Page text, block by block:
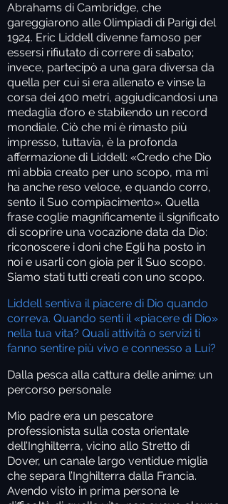
Abrahams di Cambridge, che
gareggiarono alle Olimpiadi di Parigi del
1924. Eric Liddell divenne famoso per
essersi rifiutato di correre di sabato;
invece, partecipò a una gara diversa da
quella per cui si era allenato e vinse la
corsa dei 400 metri, aggiudicandosi una
medaglia d’oro e stabilendo un record
mondiale. Ciò che mi è rimasto più
impresso, tuttavia, è la profonda
affermazione di Liddell: «Credo che Dio
mi abbia creato per uno scopo, ma mi
ha anche reso veloce, e quando corro,
sento il Suo compiacimento». Quella
frase coglie magnificamente il significato
di scoprire una vocazione data da Dio:
riconoscere i doni che Egli ha posto in
noi e usarli con gioia per il Suo scopo.
Siamo stati tutti creati con uno scopo.
Liddell sentiva il piacere di Dio quando
correva. Quando senti il «piacere di Dio»
nella tua vita? Quali attività o servizi ti
fanno sentire più vivo e connesso a Lui?
Dalla pesca alla cattura delle anime: un
percorso personale
Mio padre era un pescatore
professionista sulla costa orientale
dell’Inghilterra, vicino allo Stretto di
Dover, un canale largo ventidue miglia
che separa l’Inghilterra dalla Francia.
Avendo visto in prima persona le